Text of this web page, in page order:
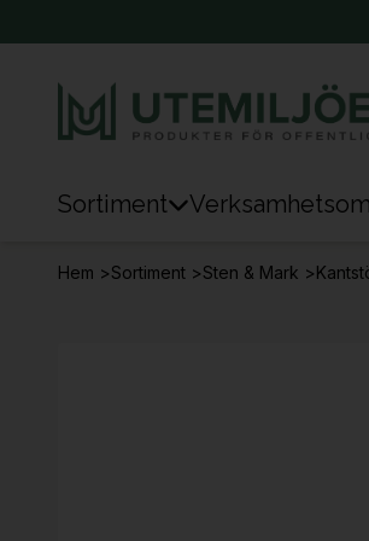
Sortiment
Hem >Sortiment >Sten & Mark >